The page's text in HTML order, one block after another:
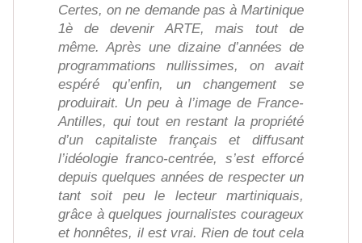
Certes, on ne demande pas à Martinique
1è de devenir ARTE, mais tout de
même. Après une dizaine d’années de
programmations nullissimes, on avait
espéré qu’enfin, un changement se
produirait. Un peu à l’image de France-
Antilles, qui tout en restant la propriété
d’un capitaliste français et diffusant
l’idéologie franco-centrée, s’est efforcé
depuis quelques années de respecter un
tant soit peu le lecteur martiniquais,
grâce à quelques journalistes courageux
et honnêtes, il est vrai. Rien de tout cela